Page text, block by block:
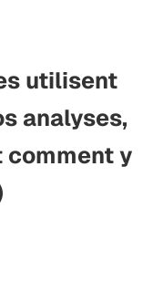
utilisent
analyses,
comment y